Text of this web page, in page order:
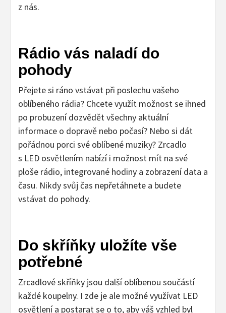
z nás.
Rádio vás naladí do
pohody
Přejete si ráno vstávat při poslechu vašeho
oblíbeného rádia? Chcete využít možnost se ihned
po probuzení dozvědět všechny aktuální
informace o dopravě nebo počasí? Nebo si dát
pořádnou porci své oblíbené muziky? Zrcadlo
s LED osvětlením nabízí i možnost mít na své
ploše rádio, integrované hodiny a zobrazení data a
času. Nikdy svůj čas nepřetáhnete a budete
vstávat do pohody.
Do skříňky uložíte vše
potřebné
Zrcadlové skříňky jsou další oblíbenou součástí
každé koupelny. I zde je ale možné využívat LED
osvětlení a postarat se o to, aby váš vzhled byl